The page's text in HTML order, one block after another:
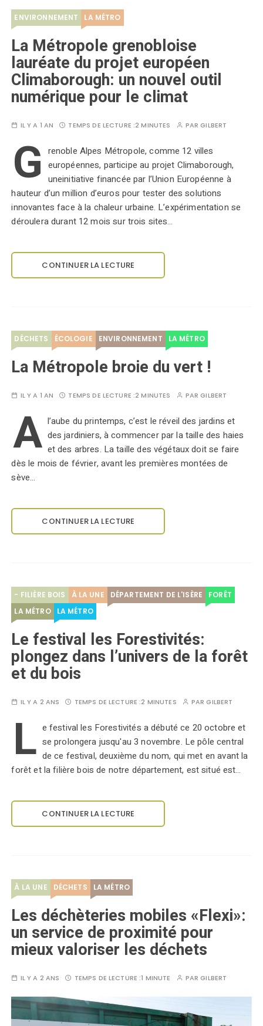
ENVIRONNEMENT LA MÉTRO
La Métropole grenobloise
lauréate du projet européen
Climaborough: un nouvel outil
numérique pour le climat
IL Y A 1 AN TEMPS DE LECTURE :2 MINUTES PARGILBERT
G renoble Alpes Métropole, comme 12 villes
européennes, participe au projet Climaborough,
uneinitiative financée par l’Union Européenne à
hauteur d’un million d’euros pour tester des solutions
innovantes face à la chaleur urbaine. L’expérimentation se
déroulera durant 12 mois sur trois sites…
CONTINUER LA LECTURE
DÉCHETS ÉCOLOGIE ENVIRONNEMENT LA MÉTRO
La Métropole broie du vert !
IL Y A 1 AN TEMPS DE LECTURE :2 MINUTES PARGILBERT
A l’aube du printemps, c’est le réveil des jardins et
des jardiniers, à commencer par la taille des haies
et des arbres. La taille des végétaux doit se faire
dès le mois de février, avant les premières montées de
sève…
CONTINUER LA LECTURE
- FILIÈRE BOIS À LA UNE DÉPARTEMENT DE L'ISÈRE
FORÊT
LA MÉTRO
LA MÉTRO
Le festival les Forestivités:
plongez dans l’univers de la forêt
et du bois
IL Y A 2 ANS TEMPS DE LECTURE :2 MINUTES PARGILBERT
L e festival les Forestivités a débuté ce 20 octobre et
se prolongera jusqu'au 3 novembre. Le pôle central
de ce festival, deuxième du nom, qui met en avant la
forêt et la filière bois de notre département, est situé est…
CONTINUER LA LECTURE
À LA UNE DÉCHETS LA MÉTRO
Les déchèteries mobiles «Flexi»:
un service de proximité pour
mieux valoriser les déchets
IL Y A 2 ANS TEMPS DE LECTURE :1 MINUTE PARGILBERT